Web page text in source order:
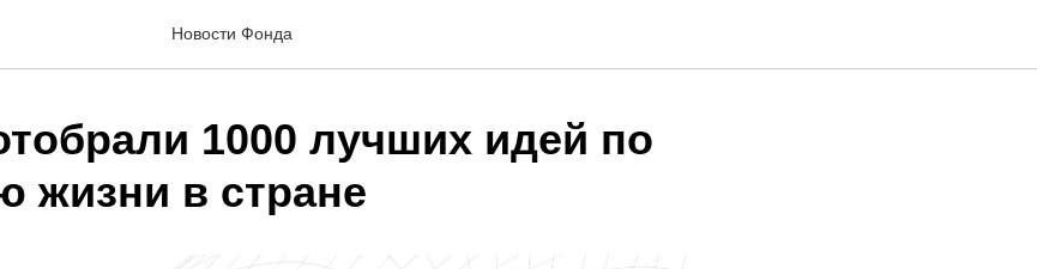
Новости Фонда
1000 лучших идей по
жизни в стране